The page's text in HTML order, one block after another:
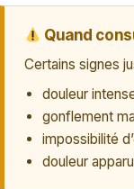
Quand
Certains signes
douleur
gonflement
impossibilité
douleur